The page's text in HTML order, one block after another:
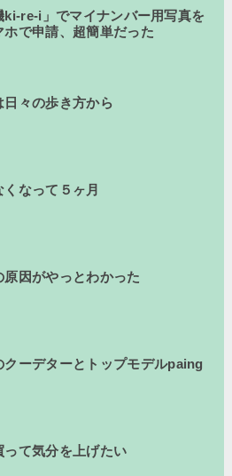
ki-re-i」でマイナンバー用写真を
ホで申請、超簡単だった
日々の歩き方から
なって５ヶ月
原因がやっとわかった
クーデターとトップモデルpaing
って気分を上げたい